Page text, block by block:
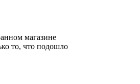
магазине
то, что подошло